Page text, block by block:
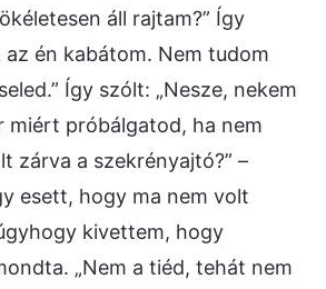
áll rajtam?” Így
az én kabátom. Nem tudom
Így szólt: „Nesze, nekem
miért próbálgatod, ha nem
zárva a szekrényajtó?” –
esett, hogy ma nem volt
kivettem, hogy
„Nem a tiéd, tehát nem